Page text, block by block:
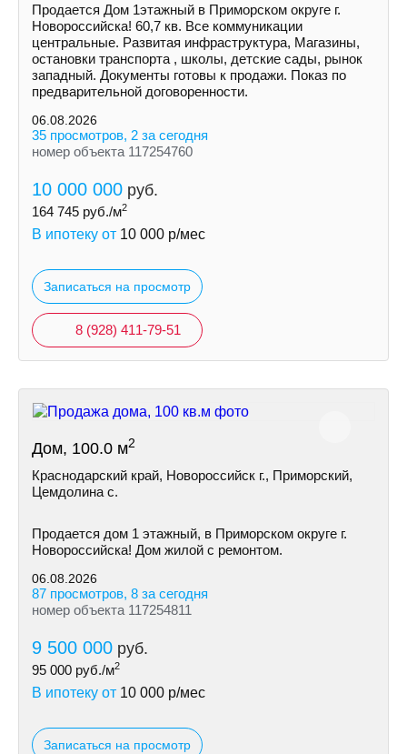
Продается Дом 1этажный в Приморском округе г.
Новороссийска! 60,7 кв. Все коммуникации
центральные. Развитая инфраструктура, Магазины,
остановки транспорта , школы, детские сады, рынок
западный. Документы готовы к продажи. Показ по
предварительной договоренности.
06.08.2026
35 просмотров, 2 за сегодня
номер объекта 117254760
10 000 000 руб.
164 745 руб./м2
В ипотеку от 10 000 р/мес
Записаться на просмотр
8 (928) 411-79-51
Дом, 100.0 м2
Краснодарский край, Новороссийск г., Приморский,
Цемдолина с.
Продается дом 1 этажный, в Приморском округе г.
Новороссийска! Дом жилой с ремонтом.
06.08.2026
87 просмотров, 8 за сегодня
номер объекта 117254811
9 500 000 руб.
95 000 руб./м2
В ипотеку от 10 000 р/мес
Записаться на просмотр